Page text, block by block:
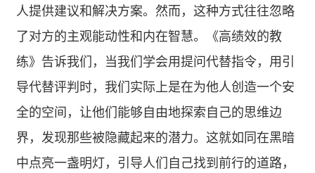
人提供建议和解决方案。然而，这种方式往往忽略
了对方的主观能动性和内在智慧。《高绩效的教
练》告诉我们，当我们学会用提问代替指令，用引
导代替评判时，我们实际上是在为他人创造一个安
全的空间，让他们能够自由地探索自己的思维边
界，发现那些被隐藏起来的潜力。这就如同在黑暗
中点亮一盏明灯，引导人们自己找到前行的道路，